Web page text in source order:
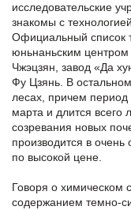
исследовательские
знакомы с
Официальный список
юньнаньским
Чжэцзян, завод «Да
Фу Цзянь. В
лесах, причем период
марта и длится
созревания новых
производится в очень
по высокой цене.
Говоря о химическом
содержанием темно-